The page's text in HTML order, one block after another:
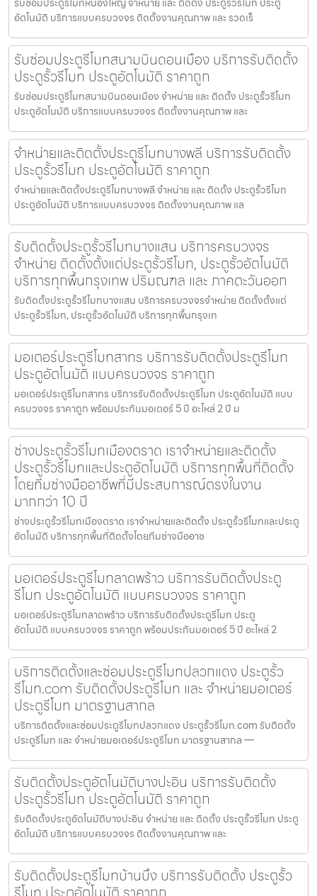
อัตโนมัติ บริการแบบครบวงจร ติดตั้งงานคุณภาพ และ รวดเร็
รับซ่อมประตูรีโมทสนามบินดอนเมือง บริการรับติดตั้ง
ประตูรั้วรีโมท ประตูอัตโนมัติ ราคาถูก
รับซ่อมประตูรีโมทสนามบินดอนเมือง จำหน่าย และ ติดตั้ง ประตูรั้วรีโมท
ประตูอัตโนมัติ บริการแบบครบวงจร ติดตั้งงานคุณภาพ และ
จำหน่ายและติดตั้งประตูรีโมทบางพลี บริการรับติดตั้ง
ประตูรั้วรีโมท ประตูอัตโนมัติ ราคาถูก
จำหน่ายและติดตั้งประตูรีโมทบางพลี จำหน่าย และ ติดตั้ง ประตูรั้วรีโมท
ประตูอัตโนมัติ บริการแบบครบวงจร ติดตั้งงานคุณภาพ แล
รับติดตั้งประตูรั้วรีโมทบางแสน บริการครบวงจร
จำหน่าย ติดตั้งตั้งแต่ประตูรั้วรีโมท, ประตูรั้วอัตโนมัติ
บริการทุกพื้นกรุงเทพ ปริมณฑล และ ภาคตะวันออก
รับติดตั้งประตูรั้วรีโมทบางแสน บริการครบวงจรจำหน่าย ติดตั้งตั้งแต่
ประตูรั้วรีโมท, ประตูรั้วอัตโนมัติ บริการทุกพื้นกรุงเท
มอเตอร์ประตูรีโมทสาทร บริการรับติดตั้งประตูรีโมท
ประตูอัตโนมัติ แบบครบวงจร ราคาถูก
มอเตอร์ประตูรีโมทสาทร บริการรับติดตั้งประตูรีโมท ประตูอัตโนมัติ แบบ
ครบวงจร ราคาถูก พร้อมประกันมอเตอร์ 5 ปี อะไหล่ 2 ปี ม
ช่างประตูรั้วรีโมทเมืองตราด เราจำหน่ายและติดตั้ง
ประตูรั้วรีโมทและประตูอัตโนมัติ บริการทุกพื้นที่ติดตั้ง
โดยทีมช่างมืออาชีพที่มีประสบการณ์ตรงในงาน
มากกว่า 10 ปี
ช่างประตูรั้วรีโมทเมืองตราด เราจำหน่ายและติดตั้ง ประตูรั้วรีโมทและประตู
อัตโนมัติ บริการทุกพื้นที่ติดตั้งโดยทีมช่างมืออาช
มอเตอร์ประตูรีโมทลาดพร้าว บริการรับติดตั้งประตู
รีโมท ประตูอัตโนมัติ แบบครบวงจร ราคาถูก
มอเตอร์ประตูรีโมทลาดพร้าว บริการรับติดตั้งประตูรีโมท ประตู
อัตโนมัติ แบบครบวงจร ราคาถูก พร้อมประกันมอเตอร์ 5 ปี อะไหล่ 2
บริการติดตั้งและซ่อมประตูรีโมทปลวกแดง ประตูรั้ว
รีโมท.com รับติดตั้งประตูรีโมท และ จำหน่ายมอเตอร์
ประตูรีโมท มาตรฐานสากล
บริการติดตั้งและซ่อมประตูรีโมทปลวกแดง ประตูรั้วรีโมท.com รับติดตั้ง
ประตูรีโมท และ จำหน่ายมอเตอร์ประตูรีโมท มาตรฐานสากล —
รับติดตั้งประตูอัตโนมัติบางปะอิน บริการรับติดตั้ง
ประตูรั้วรีโมท ประตูอัตโนมัติ ราคาถูก
รับติดตั้งประตูอัตโนมัติบางปะอิน จำหน่าย และ ติดตั้ง ประตูรั้วรีโมท ประตู
อัตโนมัติ บริการแบบครบวงจร ติดตั้งงานคุณภาพ และ
รับติดตั้งประตูรีโมทบ้านบึง บริการรับติดตั้ง ประตูรั้ว